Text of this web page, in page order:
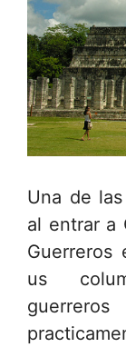
Una de
al entrar a
us